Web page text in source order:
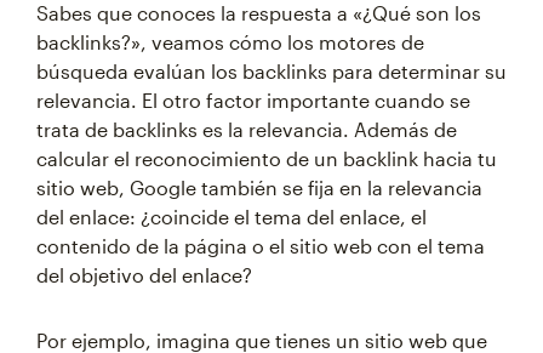
Sabes que conoces la respuesta a «¿Qué son los
backlinks?», veamos cómo los motores de
búsqueda evalúan los backlinks para determinar su
relevancia. El otro factor importante cuando se
trata de backlinks es la relevancia. Además de
calcular el reconocimiento de un backlink hacia tu
sitio web, Google también se fija en la relevancia
del enlace: ¿coincide el tema del enlace, el
contenido de la página o el sitio web con el tema
del objetivo del enlace?
Por ejemplo, imagina que tienes un sitio web que